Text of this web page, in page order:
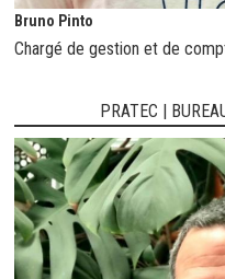
Bruno Pinto
Chargé de gestion et de
PRATEC |